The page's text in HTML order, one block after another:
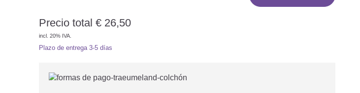
Precio total € 26,50
incl. 20% IVA.
Plazo de entrega 3-5 días